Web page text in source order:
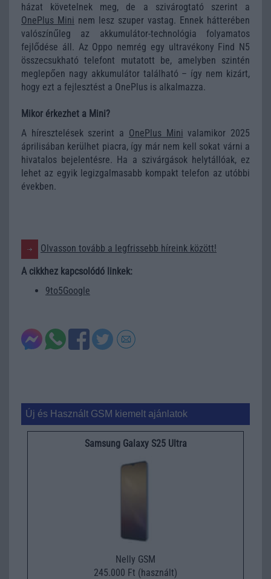
házat követelnek meg, de a szivárogtató szerint a
OnePlus Mini nem lesz szuper vastag. Ennek hátterében
valószínűleg az akkumulátor-technológia folyamatos
fejlődése áll. Az Oppo nemrég egy ultravékony Find N5
összecsukható telefont mutatott be, amelyben szintén
meglepően nagy akkumulátor található – így nem kizárt,
hogy ezt a fejlesztést a OnePlus is alkalmazza.
Mikor érkezhet a Mini?
A híresztelések szerint a OnePlus Mini valamikor 2025
áprilisában kerülhet piacra, így már nem kell sokat várni a
hivatalos bejelentésre. Ha a szivárgások helytállóak, ez
lehet az egyik legizgalmasabb kompakt telefon az utóbbi
években.
Olvasson tovább a legfrissebb híreink között!
A cikkhez kapcsolódó linkek:
9to5Google
Új és Használt GSM kiemelt ajánlatok
Samsung Galaxy S25 Ultra
Nelly GSM
245.000 Ft (használt)